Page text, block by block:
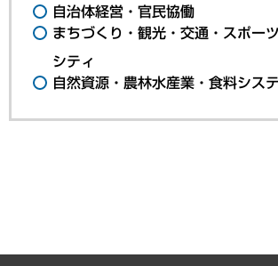
自治体経営・官民協働
まちづくり・観光・交通・スポー
シティ
自然資源・農林水産業・食料シス